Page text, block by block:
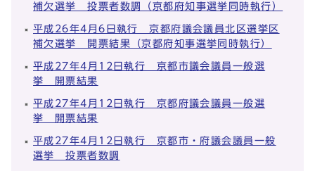
補欠選挙 投票者数調（京都府知事選挙同時執行）
平成26年4月6日執行 京都府議会議員北区選挙区
補欠選挙 開票結果（京都府知事選挙同時執行）
平成27年4月12日執行 京都市議会議員一般選
挙 開票結果
平成27年4月12日執行 京都府議会議員一般選
挙 開票結果
平成27年4月12日執行 京都市・府議会議員一般
選挙 投票者数調